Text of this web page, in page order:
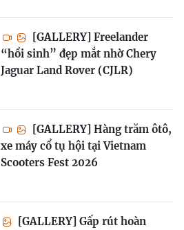
[GALLERY] Freelander
“hồi sinh” đẹp mắt nhờ Chery
Jaguar Land Rover (CJLR)
[GALLERY] Hàng trăm ôtô,
xe máy cổ tụ hội tại Vietnam
Scooters Fest 2026
[GALLERY] Gấp rút hoàn